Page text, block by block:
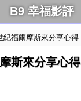
B9 幸福影評
紀福爾摩斯來分享心得
斯來分享心得